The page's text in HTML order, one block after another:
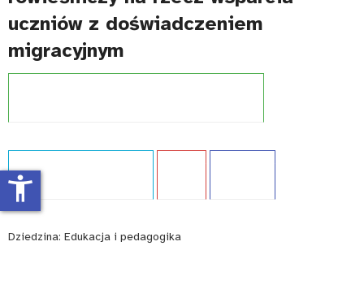
uczniów z doświadczeniem
migracyjnym
Dziedzina: Edukacja i pedagogika
accessibility_new